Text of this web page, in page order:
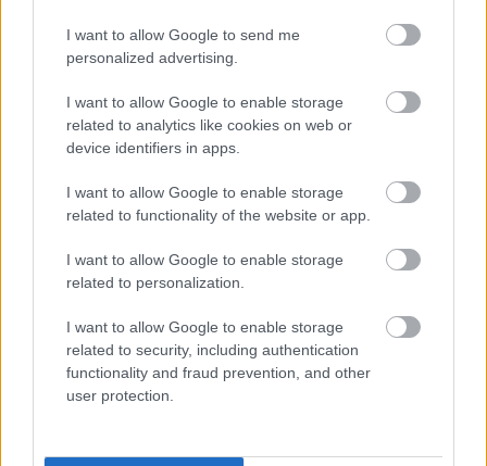
I want to allow Google to send me
personalized advertising.
I want to allow Google to enable storage
related to analytics like cookies on web or
device identifiers in apps.
I want to allow Google to enable storage
related to functionality of the website or app.
I want to allow Google to enable storage
related to personalization.
I want to allow Google to enable storage
related to security, including authentication
functionality and fraud prevention, and other
user protection.
Csak a szokásos [91.]
Ha valakinek lettek volna még illúziói
2021. február 05.
A kormányhivatal szerint a Városliget mellé tervezett
hatásuk. Óriások épülnek majd, de sem az építésük,
sem a működésük nem lesz majd hatással a
közlő dokumentumban. (24.hu / Vincze…